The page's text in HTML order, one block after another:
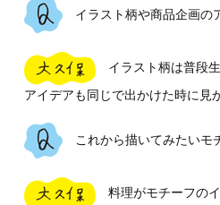
イラスト柄や商品企画の
イラスト柄は普段生
アイデアも同じで出かけた時に見
これから描いてみたいモ
料理がモチーフのイ